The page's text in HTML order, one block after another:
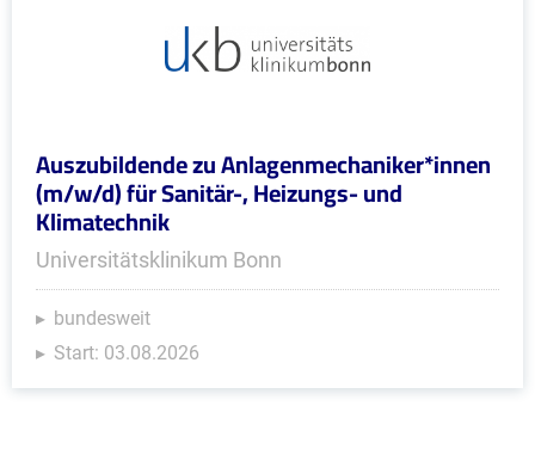
Auszubildende zu Anlagenmechaniker*innen
(m/w/d) für Sanitär-, Heizungs- und
Klimatechnik
Universitätsklinikum Bonn
bundesweit
Start: 03.08.2026